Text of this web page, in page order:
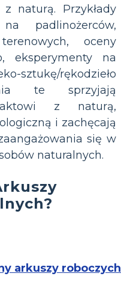
naturą. Przykłady
padlinożerców,
oceny
eksperymenty na
sztukę/rękodzieło
te sprzyjają
z naturą,
i zachęcają
się w
naturalnych.
arkuszy roboczych